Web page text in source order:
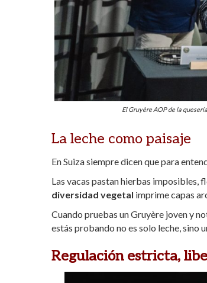
El Gruyère AOP de la
La leche como paisaje
En Suiza siempre dicen que para
Las vacas pastan hierbas imposibles,
diversidad vegetal imprime capas
Cuando pruebas un Gruyère joven y
estás probando no es solo leche, sino
Regulación estricta,